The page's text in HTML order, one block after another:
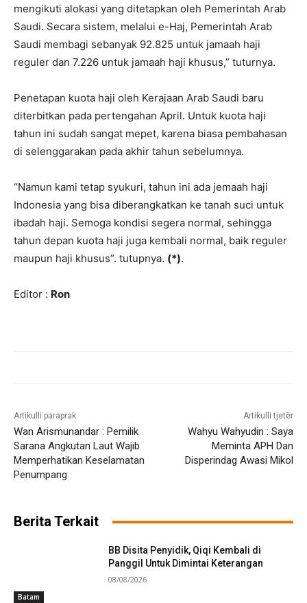
mengikuti alokasi yang ditetapkan oleh Pemerintah Arab
Saudi. Secara sistem, melalui e-Haj, Pemerintah Arab
Saudi membagi sebanyak 92.825 untuk jamaah haji
reguler dan 7.226 untuk jamaah haji khusus,” tuturnya.
Penetapan kuota haji oleh Kerajaan Arab Saudi baru
diterbitkan pada pertengahan April. Untuk kuota haji
tahun ini sudah sangat mepet, karena biasa pembahasan
di selenggarakan pada akhir tahun sebelumnya.
“Namun kami tetap syukuri, tahun ini ada jemaah haji
Indonesia yang bisa diberangkatkan ke tanah suci untuk
ibadah haji. Semoga kondisi segera normal, sehingga
tahun depan kuota haji juga kembali normal, baik reguler
maupun haji khusus”. tutupnya. (*).
Editor : Ron
Artikulli paraprak
Wan Arismunandar : Pemilik
Sarana Angkutan Laut Wajib
Memperhatikan Keselamatan
Penumpang
Artikulli tjetër
Wahyu Wahyudin : Saya
Meminta APH Dan
Disperindag Awasi Mikol
Berita Terkait
Batam
BB Disita Penyidik, Qiqi Kembali di
Panggil Untuk Dimintai Keterangan
08/08/2026